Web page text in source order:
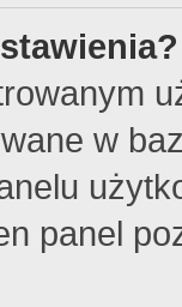
w
panel